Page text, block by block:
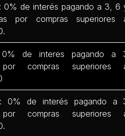
0% de interés pagando a 3, 6
por compras superiores
0% de interes pagando a
compras superiores
0% de interés pagando a
compras superiores